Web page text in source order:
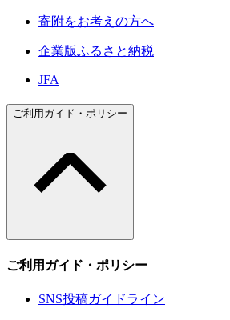
寄附をお考えの方へ
企業版ふるさと納税
JFA
ご利用ガイド・ポリシー
ご利用ガイド・ポリシー
SNS投稿ガイドライン